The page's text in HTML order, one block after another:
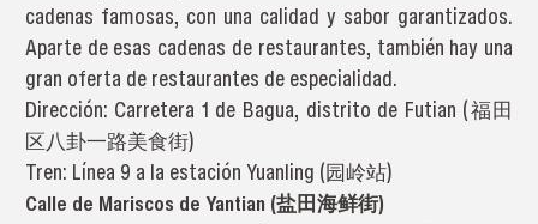
cadenas famosas, con una calidad y sabor garantizados.
Aparte de esas cadenas de restaurantes, también hay una
gran oferta de restaurantes de especialidad.
Dirección: Carretera 1 de Bagua, distrito de Futian (福田
区八卦一路美食街)
Tren: Línea 9 a la estación Yuanling (园岭站)
Calle de Mariscos de Yantian (盐田海鲜街)